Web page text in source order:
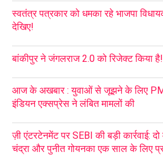
स्वतंत्र पत्रकार को धमका रहे भाजपा
देखिए!
बांकीपुर ने जंगलराज 2.0 को रिजेक्ट किया है!
आज के अखबार : युवाओं से जूझने के लिए PM
इंडियन एक्सप्रेस ने लंबित मामलों की
ज़ी एंटरटेनमेंट पर SEBI की बड़ी कार्रवाई:
चंद्रा और पुनीत गोयनका एक साल के लिए